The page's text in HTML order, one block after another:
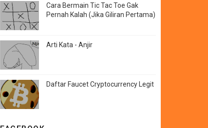
Cara Bermain Tic Tac Toe Gak
Pernah Kalah (Jika Giliran Pertama)
Arti Kata - Anjir
Daftar Faucet Cryptocurrency Legit